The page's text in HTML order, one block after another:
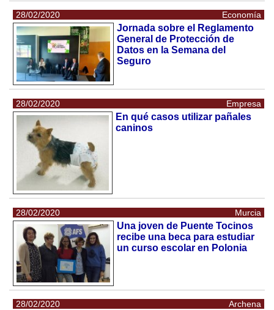
28/02/2020 Economía
Jornada sobre el Reglamento
General de Protección de
Datos en la Semana del
Seguro
28/02/2020 Empresa
En qué casos utilizar pañales
caninos
28/02/2020 Murcia
Una joven de Puente Tocinos
recibe una beca para estudiar
un curso escolar en Polonia
28/02/2020 Archena